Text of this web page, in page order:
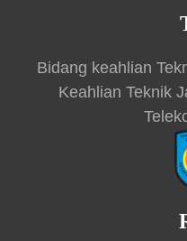
Bidang keahlian
Keahlian Teknik